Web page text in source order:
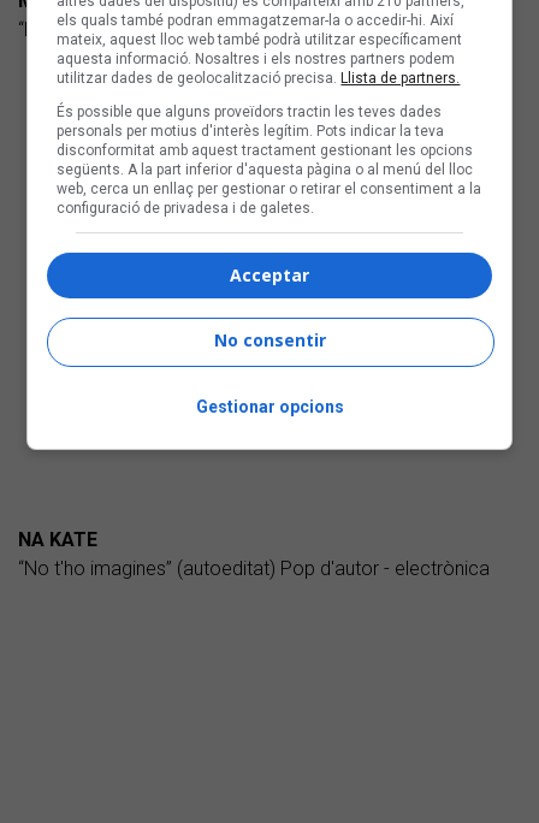
“La Festa de l'Ós” (autoeditat) Cançó-folk
NA KATE
“No t'ho imagines” (autoeditat) Pop d'autor - electrònica
els quals també podran emmagatzemar-la o accedir-hi. Així
mateix, aquest lloc web també podrà utilitzar específicament
aquesta informació. Nosaltres i els nostres partners podem
utilitzar dades de geolocalització precisa. Llista de partners.
És possible que alguns proveïdors tractin les teves dades
personals per motius d'interès legítim. Pots indicar la teva
disconformitat amb aquest tractament gestionant les opcions
següents. A la part inferior d'aquesta pàgina o al menú del lloc
web, cerca un enllaç per gestionar o retirar el consentiment a la
configuració de privadesa i de galetes.
Acceptar
No consentir
Gestionar opcions